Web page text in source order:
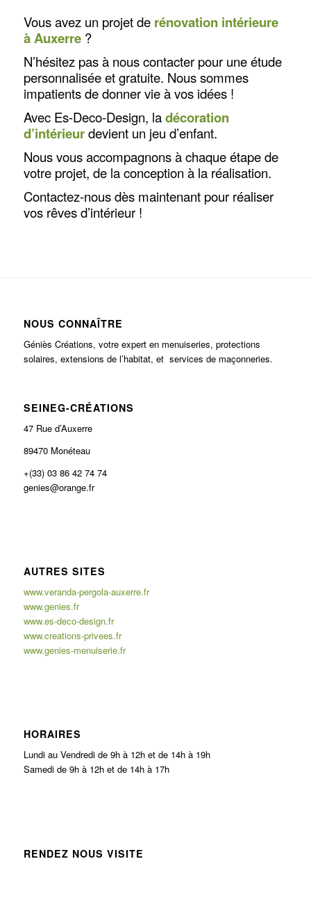
Vous avez un projet de rénovation intérieure
à Auxerre?
N’hésitez pas à nous contacter pour une étude
personnalisée et gratuite. Nous sommes
impatients de donner vie à vos idées !
Avec Es-Deco-Design, ladécoration
d’intérieurdevient un jeu d’enfant.
Nous vous accompagnons à chaque étape de
votre projet, de la conception à la réalisation.
Contactez-nous dès maintenant pour réaliser
vos rêves d’intérieur !
NOUS CONNAÎTRE
Géniès Créations, votre expert en menuiseries, protections
solaires, extensions de l’habitat, et services de maçonneries.
SEINEG-CRÉATIONS
47 Rue d’Auxerre
89470 Monéteau
+(33) 03 86 42 74 74
genies@orange.fr
AUTRES SITES
www.veranda-pergola-auxerre.fr
www.genies.fr
www.es-deco-design.fr
www.creations-privees.fr
www.genies-menuiserie.fr
HORAIRES
Lundi au Vendredi de 9h à 12h et de 14h à 19h
Samedi de 9h à 12h et de 14h à 17h
RENDEZ NOUS VISITE